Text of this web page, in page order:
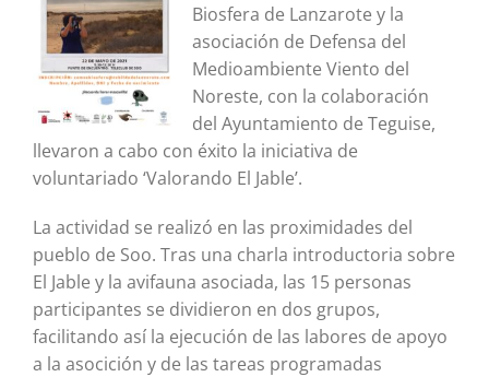
Biosfera de Lanzarote y la
asociación de Defensa del
Medioambiente Viento del
Noreste, con la colaboración
del Ayuntamiento de Teguise,
llevaron a cabo con éxito la iniciativa de
voluntariado ‘Valorando El Jable’.
La actividad se realizó en las proximidades del
pueblo de Soo. Tras una charla introductoria sobre
El Jable y la avifauna asociada, las 15 personas
participantes se dividieron en dos grupos,
facilitando así la ejecución de las labores de apoyo
a la asocición y de las tareas programadas